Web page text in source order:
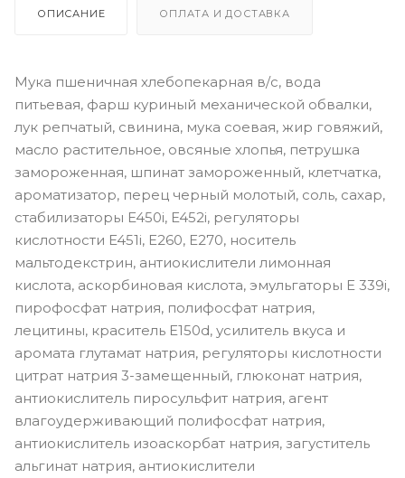
ОПИСАНИЕ ОПЛАТА И ДОСТАВКА
Мука пшеничная хлебопекарная в/с, вода
питьевая, фарш куриный механической обвалки,
лук репчатый, свинина, мука соевая, жир говяжий,
масло растительное, овсяные хлопья, петрушка
замороженная, шпинат замороженный, клетчатка,
ароматизатор, перец черный молотый, соль, сахар,
стабилизаторы E450i, E452i, регуляторы
кислотности E451i, Е260, Е270, носитель
мальтодекстрин, антиокислители лимонная
кислота, аскорбиновая кислота, эмульгаторы Е 339i,
пирофосфат натрия, полифосфат натрия,
лецитины, краситель E150d, усилитель вкуса и
аромата глутамат натрия, регуляторы кислотности
цитрат натрия 3-замещенный, глюконат натрия,
антиокислитель пиросульфит натрия, агент
влагоудерживающий полифосфат натрия,
антиокислитель изоаскорбат натрия, загуститель
альгинат натрия, антиокислители